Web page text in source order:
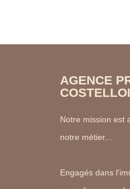
AGENCE
Notre mission est
notre métier...
Engagés dans